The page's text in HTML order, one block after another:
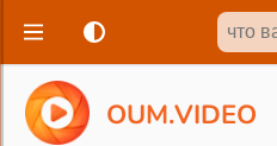
OUM.VIDEO